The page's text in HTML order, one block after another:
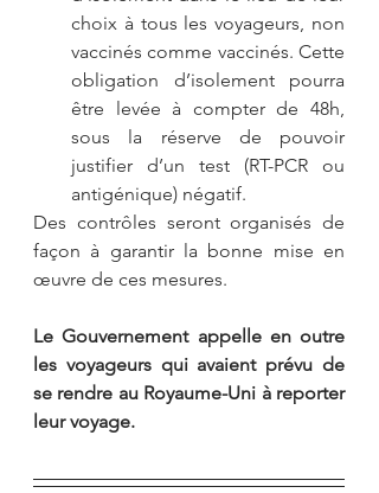
choix à tous les voyageurs, non
vaccinés comme vaccinés. Cette
obligation d’isolement pourra
être levée à compter de 48h,
sous la réserve de pouvoir
justifier d’un test (RT-PCR ou
antigénique) négatif.
Des contrôles seront organisés de
façon à garantir la bonne mise en
œuvre de ces mesures.
Le Gouvernement appelle en outre
les voyageurs qui avaient prévu de
se rendre au Royaume-Uni à reporter
leur voyage.